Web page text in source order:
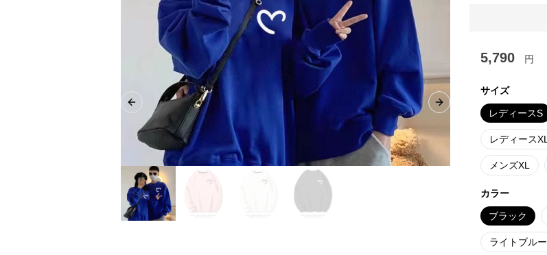
Previous slide Next slide
5,790 円
サイズ
レディースS
レディースXL
メンズXL
カラー
ブラック
ライトブルー